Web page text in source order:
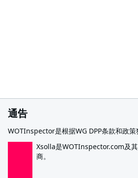
通告
WOTInspector是根据WG DPP条款和政策
Xsolla是WOTInspector.com及
商。